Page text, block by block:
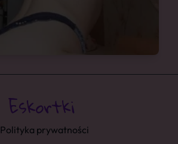
Polityka prywatności